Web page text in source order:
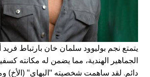
يتمتع نجم بوليوود سلمان خان بارتباط
الجماهير الهندية، مما يضمن له مكانته
دائم. لقد ساهمت شخصيته "البهاي" (الأخ)